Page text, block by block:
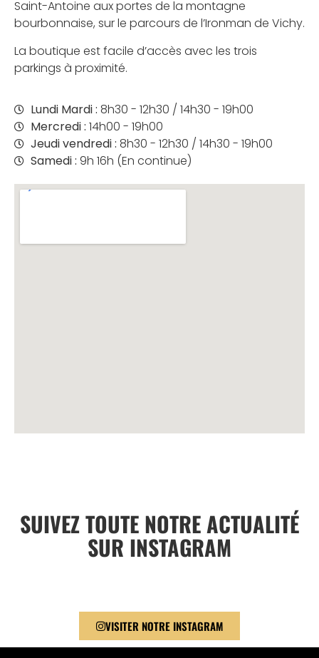
Saint-Antoine aux portes de la montagne
bourbonnaise, sur le parcours de l’Ironman de Vichy.
La boutique est facile d’accès avec les trois
parkings à proximité.
Lundi Mardi : 8h30 - 12h30 / 14h30 - 19h00
Mercredi : 14h00 - 19h00
Jeudi vendredi : 8h30 - 12h30 / 14h30 - 19h00
Samedi : 9h 16h (En continue)
SUIVEZ TOUTE NOTRE ACTUALITÉ
SUR INSTAGRAM
VISITER NOTRE INSTAGRAM